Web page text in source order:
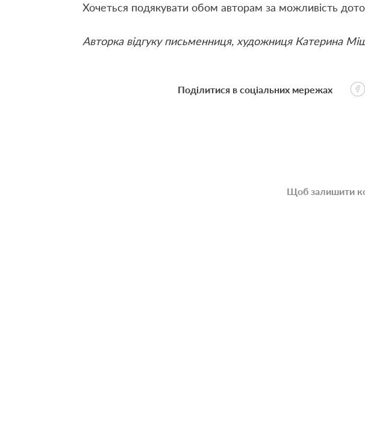
Хочеться подякувати обом авторам за можливість
Авторка відгуку письменниця, художниця Катерина
Поділитися в соціальних мережах
Щоб залишити